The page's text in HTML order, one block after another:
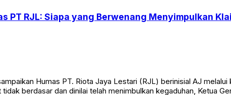
PT RJL: Siapa yang Berwenang Menyimpulkan
Humas PT. Riota Jaya Lestari (RJL) berinisial AJ
berdasar dan dinilai telah menimbulkan kegaduhan, Ketua